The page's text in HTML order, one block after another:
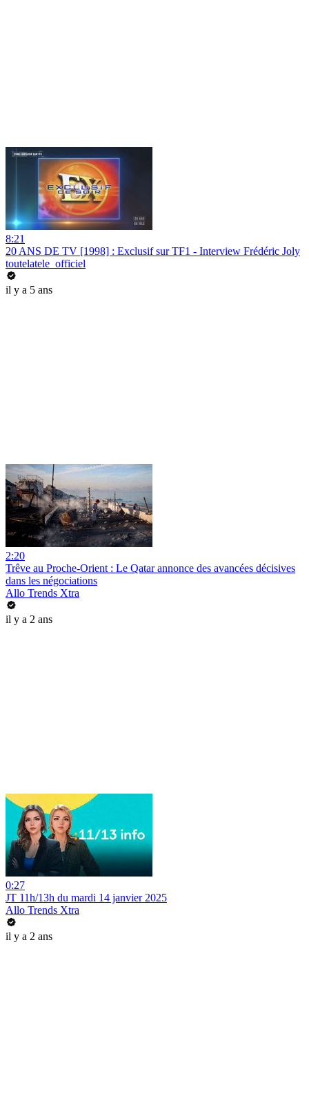
8:21
20 ANS DE TV [1998] : Exclusif sur TF1 - Interview Frédéric Joly
toutelatele_officiel
il y a 5 ans
2:20
Trêve au Proche-Orient : Le Qatar annonce des avancées décisives
dans les négociations
Allo Trends Xtra
il y a 2 ans
0:27
JT 11h/13h du mardi 14 janvier 2025
Allo Trends Xtra
il y a 2 ans